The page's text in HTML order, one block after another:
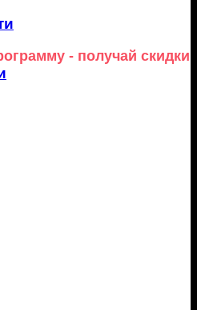
- получай скидки